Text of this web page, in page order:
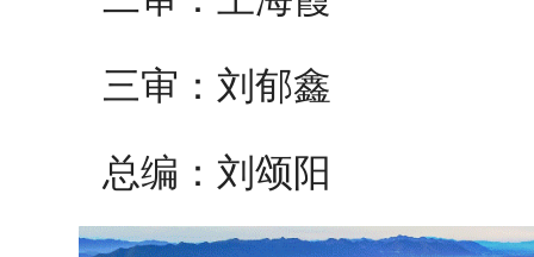
三审：刘郁鑫
总编：刘颂阳